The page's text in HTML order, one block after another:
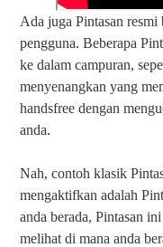
Ada juga Pintasan
pengguna. Beberapa
ke dalam campuran,
menyenangkan yang
handsfree dengan
anda.
Nah, contoh klasik
mengaktifkan adalah
anda berada, Pintasan
melihat di mana anda